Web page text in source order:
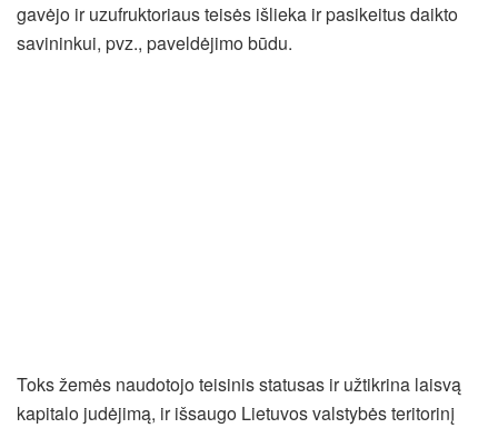
gavėjo ir uzufruktoriaus teisės išlieka ir pasikeitus daikto
savininkui, pvz., paveldėjimo būdu.
Toks žemės naudotojo teisinis statusas ir užtikrina laisvą
kapitalo judėjimą, ir išsaugo Lietuvos valstybės teritorinį